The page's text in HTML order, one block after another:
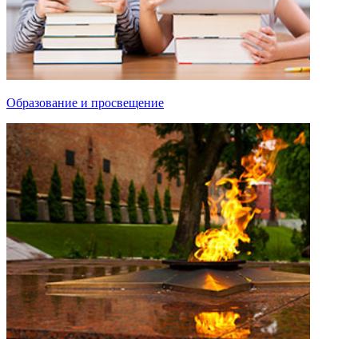
Образование и просвещение